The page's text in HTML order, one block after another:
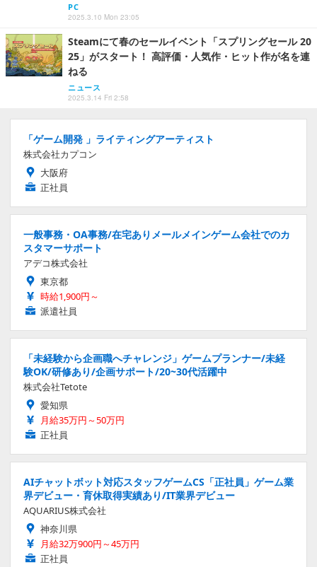
PC
2025.3.10 Mon 23:05
Steamにて春のセールイベント「スプリングセール 20
25」がスタート！ 高評価・人気作・ヒット作が名を連
ねる
ニュース
2025.3.14 Fri 2:58
「ゲーム開発 」ライティングアーティスト
株式会社カプコン
大阪府
正社員
一般事務・OA事務/在宅ありメールメインゲーム会社でのカ
スタマーサポート
アデコ株式会社
東京都
時給1,900円～
派遣社員
「未経験から企画職へチャレンジ」ゲームプランナー/未経
験OK/研修あり/企画サポート/20~30代活躍中
株式会社Tetote
愛知県
月給35万円～50万円
正社員
AIチャットボット対応スタッフゲームCS「正社員」ゲーム業
界デビュー・育休取得実績あり/IT業界デビュー
AQUARIUS株式会社
神奈川県
月給32万900円～45万円
正社員